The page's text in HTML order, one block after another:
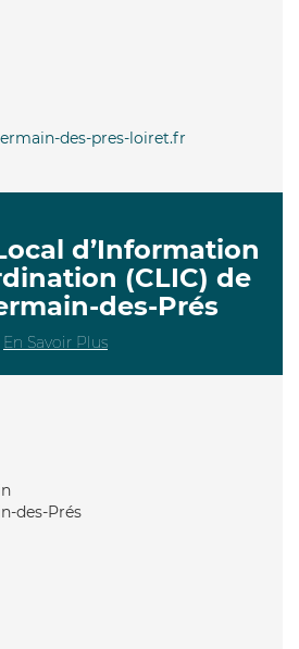
des-pres-loiret.fr
d’Information
(CLIC) de
des-Prés
En Savoir Plus
des-Prés